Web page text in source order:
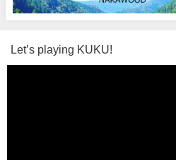
Let’s playing KUKU!